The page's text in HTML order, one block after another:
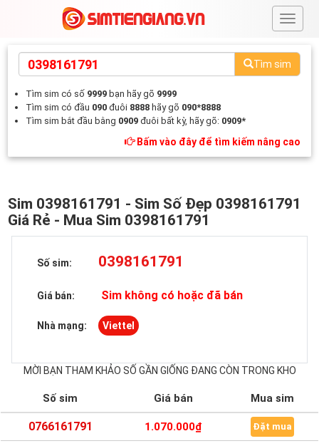
#
Tìm sim
Tìm sim có số 9999 bạn hãy gõ 9999
Tìm sim có đầu 090 đuôi 8888 hãy gõ 090*8888
Tìm sim bắt đầu bằng 0909 đuôi bất kỳ, hãy gõ: 0909*
Bấm vào đây để tìm kiếm nâng cao
Sim 0398161791 - Sim Số Đẹp 0398161791
Giá Rẻ - Mua Sim 0398161791
Số sim: 0398161791
Giá bán: Sim không có hoặc đã bán
Nhà mạng: Viettel
MỜI BẠN THAM KHẢO SỐ GẦN GIỐNG ĐANG CÒN TRONG KHO
Số sim Giá bán Mua sim
0766161791 1.070.000₫ Đặt mua